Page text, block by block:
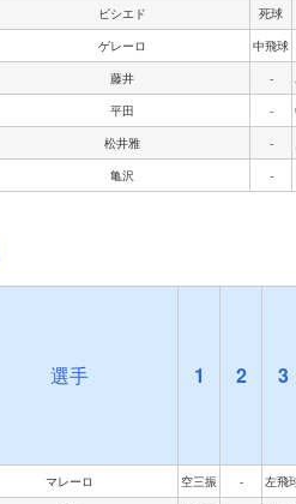
ビシエド
死球
ゲレーロ
中飛球
藤井 -
平田 -
松井雅 -
亀沢 -
選手 1 2 3
マレーロ 空三振 -
左飛